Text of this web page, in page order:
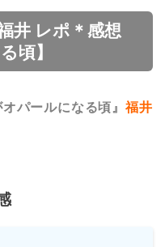
井 レポ＊感想
頃】
パールになる頃』福井